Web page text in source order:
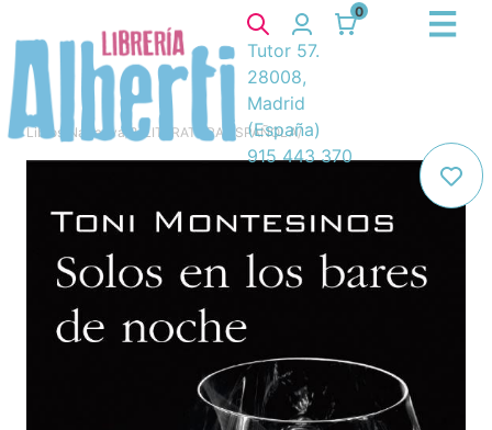
0
Tutor 57.
28008,
Madrid
(España)
915 443 370
Libros Narrativa/ 8. LITERATURA ESPAÑOLA/